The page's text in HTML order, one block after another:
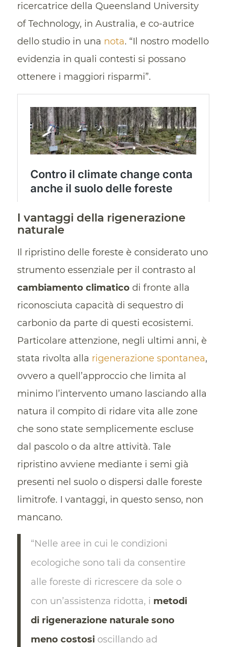
ricercatrice della Queensland University
of Technology, in Australia, e co-autrice
dello studio in una nota. “Il nostro modello
evidenzia in quali contesti si possano
ottenere i maggiori risparmi”.
I vantaggi della rigenerazione
naturale
Il ripristino delle foreste è considerato uno
strumento essenziale per il contrasto al
cambiamento climaticodi fronte alla
riconosciuta capacità di sequestro di
carbonio da parte di questi ecosistemi.
Particolare attenzione, negli ultimi anni, è
stata rivolta alla rigenerazione spontanea,
ovvero a quell’approccio che limita al
minimo l’intervento umano lasciando alla
natura il compito di ridare vita alle zone
che sono state semplicemente escluse
dal pascolo o da altre attività. Tale
ripristino avviene mediante i semi già
presenti nel suolo o dispersi dalle foreste
limitrofe. I vantaggi, in questo senso, non
mancano.
“Nelle aree in cui le condizioni
ecologiche sono tali da consentire
alle foreste di ricrescere da sole o
con un’assistenza ridotta, i metodi
di rigenerazione naturale sono
meno costosioscillando ad